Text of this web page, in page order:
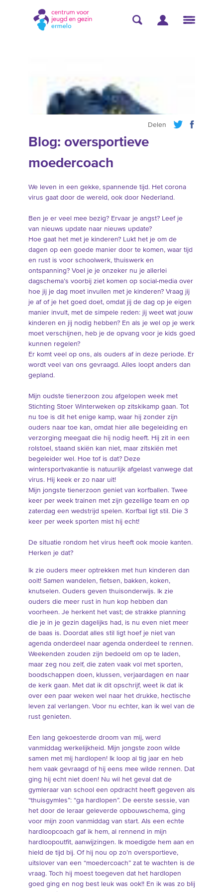
Delen
Blog: oversportieve
moedercoach
We leven in een gekke, spannende tijd. Het corona
virus gaat door de wereld, ook door Nederland.
Ben je er veel mee bezig? Ervaar je angst? Leef je
van nieuws update naar nieuws update?
Hoe gaat het met je kinderen? Lukt het je om de
dagen op een goede manier door te komen, waar tijd
en rust is voor schoolwerk, thuiswerk en
ontspanning? Voel je je onzeker nu je allerlei
dagschema’s voorbij ziet komen op social-media over
hoe jij je dag moet invullen met je kinderen? Vraag jij
je af of je het goed doet, omdat jij de dag op je eigen
manier invult, met de simpele reden: jij weet wat jouw
kinderen en jij nodig hebben? En als je wel op je werk
moet verschijnen, heb je de opvang voor je kids goed
kunnen regelen?
Er komt veel op ons, als ouders af in deze periode. Er
wordt veel van ons gevraagd. Alles loopt anders dan
gepland.
Mijn oudste tienerzoon zou afgelopen week met
Stichting Stoer Winterweken op zitskikamp gaan. Tot
nu toe is dit het enige kamp, waar hij zonder zijn
ouders naar toe kan, omdat hier alle begeleiding en
verzorging meegaat die hij nodig heeft. Hij zit in een
rolstoel, staand skiën kan niet, maar zitskiën met
begeleider wel. Hoe tof is dat? Deze
wintersportvakantie is natuurlijk afgelast vanwege dat
virus. Hij keek er zo naar uit!
Mijn jongste tienerzoon geniet van korfballen. Twee
keer per week trainen met zijn gezellige team en op
zaterdag een wedstrijd spelen. Korfbal ligt stil. Die 3
keer per week sporten mist hij echt!
De situatie rondom het virus heeft ook mooie kanten.
Herken je dat?
Ik zie ouders meer optrekken met hun kinderen dan
ooit! Samen wandelen, fietsen, bakken, koken,
knutselen. Ouders geven thuisonderwijs. Ik zie
ouders die meer rust in hun kop hebben dan
voorheen. Je herkent het vast; de strakke planning
die je in je gezin dagelijks had, is nu even niet meer
de baas is. Doordat alles stil ligt hoef je niet van
agenda onderdeel naar agenda onderdeel te rennen.
Weekenden zouden zijn bedoeld om op te laden,
maar zeg nou zelf, die zaten vaak vol met sporten,
boodschappen doen, klussen, verjaardagen en naar
de kerk gaan. Met dat ik dit opschrijf, weet ik dat ik
over een paar weken wel naar het drukke, hectische
leven zal verlangen. Voor nu echter, kan ik wel van de
rust genieten.
Een lang gekoesterde droom van mij, werd
vanmiddag werkelijkheid. Mijn jongste zoon wilde
samen met mij hardlopen! Ik loop al tig jaar en heb
hem vaak gevraagd of hij eens mee wilde rennen. Dat
ging hij echt niet doen! Nu wil het geval dat de
gymleraar van school een opdracht heeft gegeven als
“thuisgymles”: “ga hardlopen”. De eerste sessie, van
het door de leraar geleverde opbouwschema, ging
voor mijn zoon vanmiddag van start. Als een echte
hardloopcoach gaf ik hem, al rennend in mijn
hardloopoutfit, aanwijzingen. Ik moedigde hem aan en
hield de tijd bij. Of hij nou op zo’n oversportieve,
uitslover van een “moedercoach” zat te wachten is de
vraag. Toch hij moest toegeven dat het hardlopen
goed ging en nog best leuk was ook!! En ik was zo blij